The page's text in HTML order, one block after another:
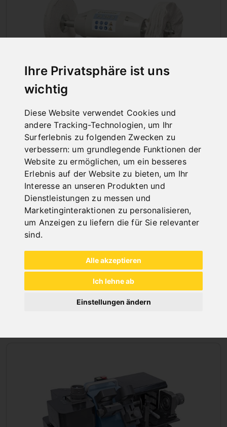
Ihre Privatsphäre ist uns
wichtig
Diese Website verwendet Cookies und
andere Tracking-Technologien, um Ihr
Surferlebnis zu folgenden Zwecken zu
verbessern: um grundlegende Funktionen der
Website zu ermöglichen, um ein besseres
Erlebnis auf der Website zu bieten, um Ihr
Interesse an unseren Produkten und
Dienstleistungen zu messen und
Marketinginteraktionen zu personalisieren,
um Anzeigen zu liefern die für Sie relevanter
sind.
Alle akzeptieren
Ich lehne ab
Einstellungen ändern
POLIERMASCHINEN